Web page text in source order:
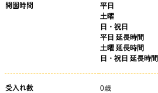
開園時間 平日
土曜
日・祝日
平日 延長時間
土曜 延長時間
日・祝日 延長時間
受入れ数
0歳